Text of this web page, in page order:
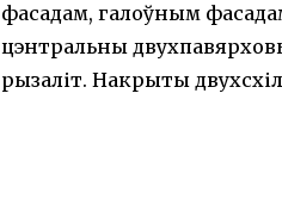
фасадам, галоўным
цэнтральны
рызаліт. Накрыты